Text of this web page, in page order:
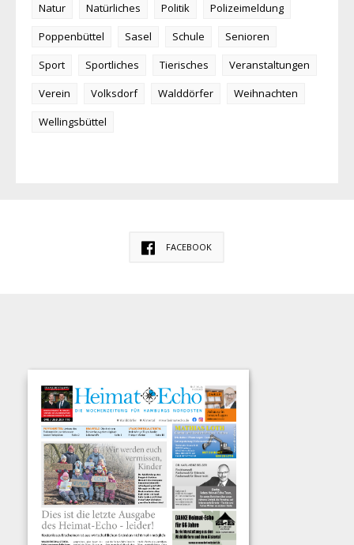
Natur
Natürliches Politik
Polizeimeldung
Poppenbüttel
Sasel Schule
Senioren
Sport
Sportliches Tierisches
Veranstaltungen
Verein
Volksdorf Walddörfer
Weihnachten
Wellingsbüttel
FACEBOOK